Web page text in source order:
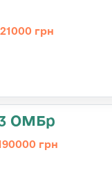
грн
ОМБр
грн